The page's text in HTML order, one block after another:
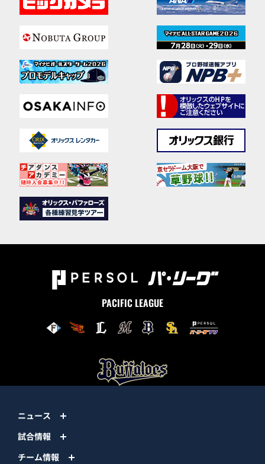
PACIFIC LEAGUE
ニュース
試合情報
チーム情報